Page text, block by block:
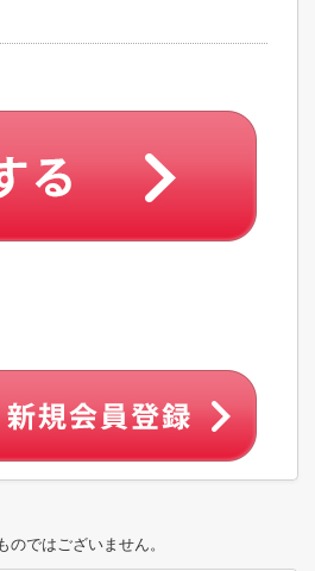
ではございません。